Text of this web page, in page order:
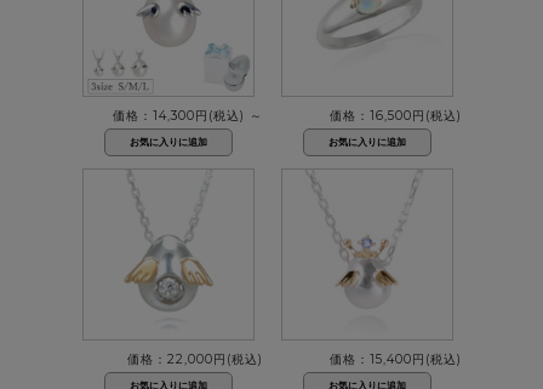
価格：14,300円(税込) ～ 価格：16,500円(税込)
価格：22,000円(税込) 価格：15,400円(税込)